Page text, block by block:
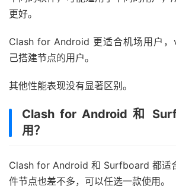
更好。
Clash for Android 更适合机场用户，
己搭建节点的用户。
其他性能表现没有显著区别。
Clash for Android 和
用？
Clash for Android 和 Surfboard 都适
件节点也差不多，可以任选一款使用。